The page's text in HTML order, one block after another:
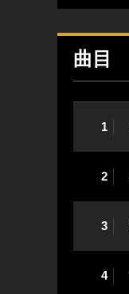
曲目
1
2
3
4